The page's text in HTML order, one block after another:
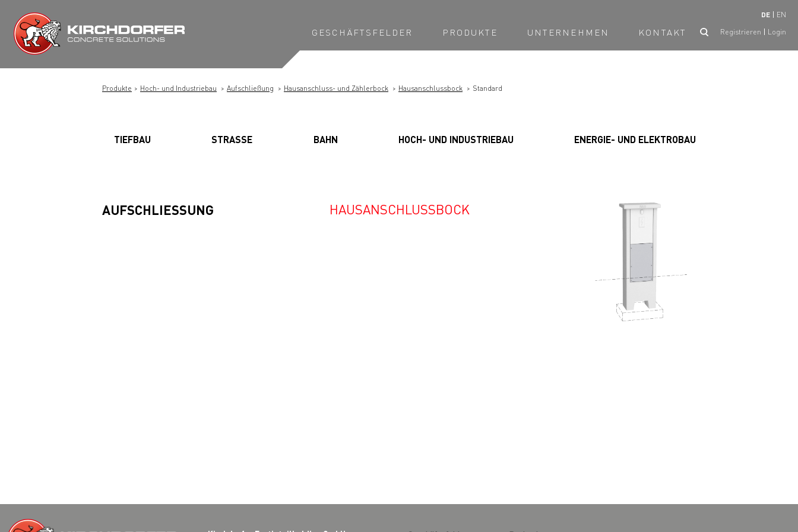
Inhalt
springen
DE EN
GESCHÄFTSFELDER PRODUKTE UNTERNEHMEN KONTAKT Registrieren Login
Produkte Hoch- und Industriebau Aufschließung Hausanschluss- und Zählerbock Hausanschlussbock Standard
TIEFBAU STRASSE BAHN HOCH- UND INDUSTRIEBAU ENERGIE- UND ELEKTROBAU
AUFSCHLIESSUNG HAUSANSCHLUSSBOCK